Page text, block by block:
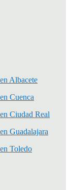
Albacete
Cuenca
Ciudad Real
Guadalajara
Toledo